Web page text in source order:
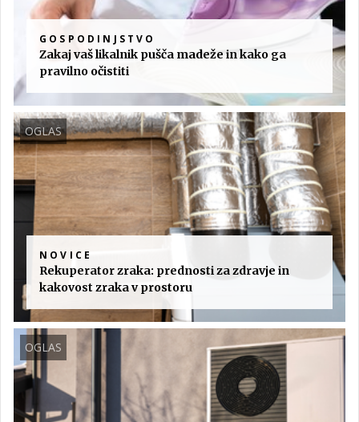
GOSPODINJSTVO
Zakaj vaš likalnik pušča madeže in kako ga
pravilno očistiti
OGLAS
NOVICE
Rekuperator zraka: prednosti za zdravje in
kakovost zraka v prostoru
OGLAS